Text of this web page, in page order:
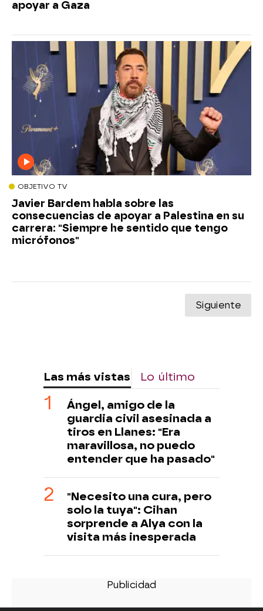
apoyar a Gaza
OBJETIVO TV
Javier Bardem habla sobre las
consecuencias de apoyar a Palestina en su
carrera: "Siempre he sentido que tengo
micrófonos"
Siguiente
Las más vistas Lo último
Ángel, amigo de la
guardia civil asesinada a
tiros en Llanes: "Era
maravillosa, no puedo
entender que ha pasado"
"Necesito una cura, pero
solo la tuya": Cihan
sorprende a Alya con la
visita más inesperada